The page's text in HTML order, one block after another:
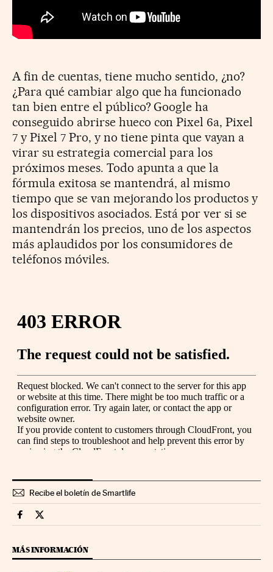
A fin de cuentas, tiene mucho sentido, ¿no?
¿Para qué cambiar algo que ha funcionado
tan bien entre el público? Google ha
conseguido abrirse hueco con Pixel 6a, Pixel
7 y Pixel 7 Pro, y no tiene pinta que vayan a
virar su estrategia comercial para los
próximos meses. Todo apunta a que la
fórmula exitosa se mantendrá, al mismo
tiempo que se van mejorando los productos y
los dispositivos asociados. Está por ver si se
mantendrán los precios, uno de los aspectos
más aplaudidos por los consumidores de
teléfonos móviles.
Recibe el boletín de Smartlife
Smartlife Cinco Días en Facebook
Smartlife Cinco Días en Twitter
MÁS INFORMACIÓN